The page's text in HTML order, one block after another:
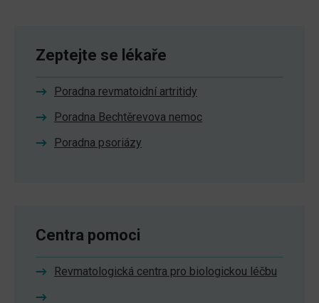
Zeptejte se lékaře
Poradna revmatoidní artritidy
Poradna Bechtěrevova nemoc
Poradna psoriázy
Centra pomoci
Revmatologická centra pro biologickou léčbu